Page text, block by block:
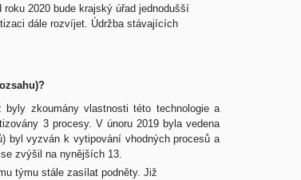
2020 bude krajský úřad jednodušší
dále rozvíjet. Údržba stávajících
zkoumány vlastnosti této technologie a
3 procesy. V únoru 2019 byla vedena
byl vyzván k vytipování vhodných procesů a
zvýšil na nynějších 13.
týmu stále zasílat podněty. Již